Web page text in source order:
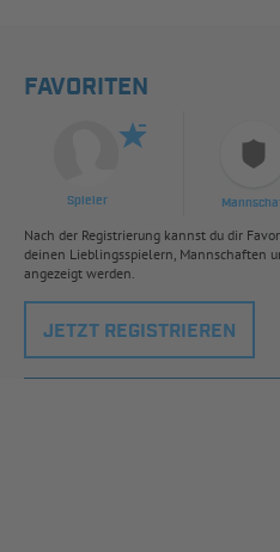
FAVORITEN
Spieler
Nach der Registrierung kannst du dir
deinen Lieblingsspielern, Mannschaften
angezeigt werden.
JETZT REGISTRIEREN